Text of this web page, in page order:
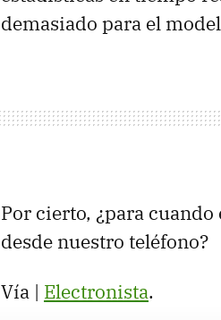
demasiado para el
Por cierto, ¿para
desde nuestro teléfono?
Vía | Electronista.